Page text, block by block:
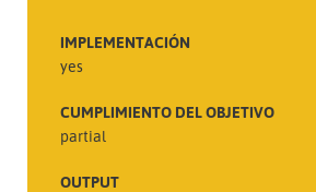
IMPLEMENTACIÓN
yes
CUMPLIMIENTO DEL OBJETIVO
partial
OUTPUT